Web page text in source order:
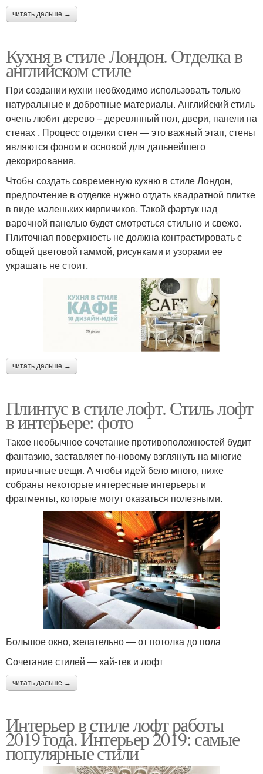
читать дальше →
Кухня в стиле Лондон. Отделка в
английском стиле
При создании кухни необходимо использовать только
натуральные и добротные материалы. Английский стиль
очень любит дерево – деревянный пол, двери, панели на
стенах . Процесс отделки стен — это важный этап, стены
являются фоном и основой для дальнейшего
декорирования.
Чтобы создать современную кухню в стиле Лондон,
предпочтение в отделке нужно отдать квадратной плитке
в виде маленьких кирпичиков. Такой фартук над
варочной панелью будет смотреться стильно и свежо.
Плиточная поверхность не должна контрастировать с
общей цветовой гаммой, рисунками и узорами ее
украшать не стоит.
читать дальше →
Плинтус в стиле лофт. Стиль лофт
в интерьере: фото
Такое необычное сочетание противоположностей будит
фантазию, заставляет по-новому взглянуть на многие
привычные вещи. А чтобы идей бело много, ниже
собраны некоторые интересные интерьеры и
фрагменты, которые могут оказаться полезными.
Большое окно, желательно — от потолка до пола
Сочетание стилей — хай-тек и лофт
читать дальше →
Интерьер в стиле лофт работы
2019 года. Интерьер 2019: самые
популярные стили